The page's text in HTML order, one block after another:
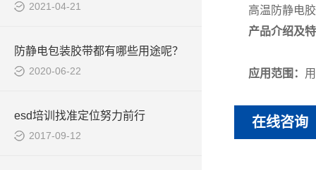
2021-04-21
防静电包装胶带都有哪些用途呢？
2020-06-22
esd培训找准定位努力前行
2017-09-12
高温防静电
产品介绍及
应用范围：
在线咨询